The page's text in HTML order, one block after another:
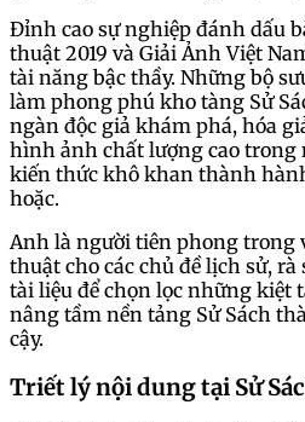
Đỉnh cao sự nghiệp đánh dấu
thuật 2019 và Giải Ảnh Việt
tài năng bậc thầy. Những bộ
làm phong phú kho tàng Sử
ngàn độc giả khám phá, hóa
hình ảnh chất lượng cao trong
kiến thức khô khan thành
hoặc.
Anh là người tiên phong trong
thuật cho các chủ đề lịch sử,
tài liệu để chọn lọc những kiệt
nâng tầm nền tảng Sử Sách
cậy.
Triết lý nội dung tại Sử